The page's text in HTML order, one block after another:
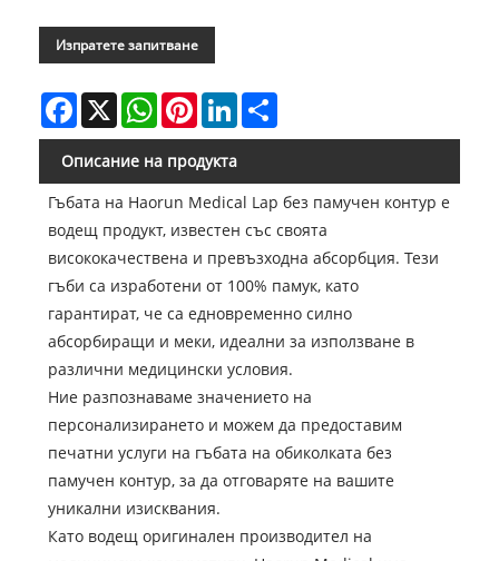
Изпратете запитване
Facebook
X WhatsAppPinterestLinkedIn
Описание на продукта
Гъбата на Haorun Medical Lap без памучен контур е
водещ продукт, известен със своята
висококачествена и превъзходна абсорбция. Тези
гъби са изработени от 100% памук, като
гарантират, че са едновременно силно
абсорбиращи и меки, идеални за използване в
различни медицински условия.
Ние разпознаваме значението на
персонализирането и можем да предоставим
печатни услуги на гъбата на обиколката без
памучен контур, за да отговаряте на вашите
уникални изисквания.
Като водещ оригинален производител на